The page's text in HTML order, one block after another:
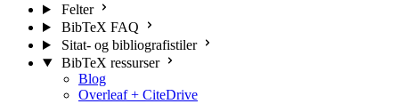
Felter
BibTeX FAQ
Sitat- og bibliografistiler
BibTeX ressurser
Blog
Overleaf + CiteDrive